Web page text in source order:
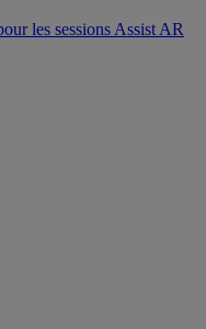
les sessions Assist AR